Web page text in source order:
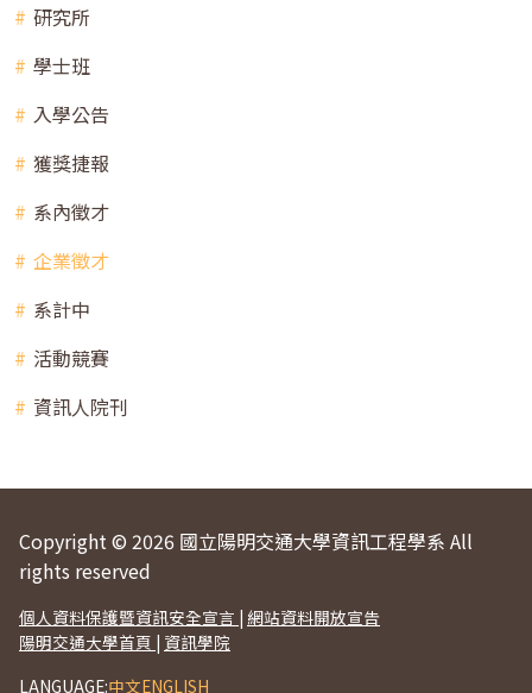
研究所
學士班
入學公告
獲獎捷報
系內徵才
企業徵才
系計中
活動競賽
資訊人院刊
Copyright © 2026 國立陽明交通大學資訊工程學系 All
rights reserved
個人資料保護暨資訊安全宣言 | 網站資料開放宣告
陽明交通大學首頁 | 資訊學院
LANGUAGE:中文ENGLISH